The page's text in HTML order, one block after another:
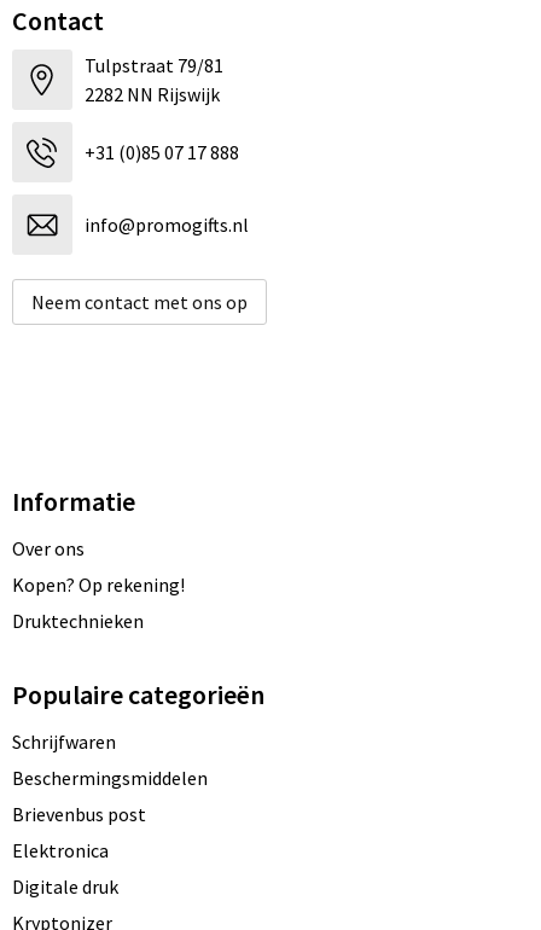
Contact
Tulpstraat 79/81
2282 NN Rijswijk
+31 (0)85 07 17 888
info@promogifts.nl
Neem contact met ons op
Informatie
Over ons
Kopen? Op rekening!
Druktechnieken
Populaire categorieën
Schrijfwaren
Beschermingsmiddelen
Brievenbus post
Elektronica
Digitale druk
Kryptonizer